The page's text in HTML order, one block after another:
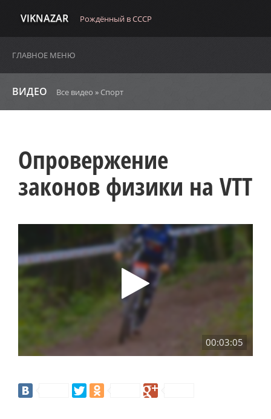
VIKNAZAR Рождённый в СССР
ГЛАВНОЕ МЕНЮ
ВИДЕО Все видео » Спорт
Опровержение
законов физики на VTT
00:03:05